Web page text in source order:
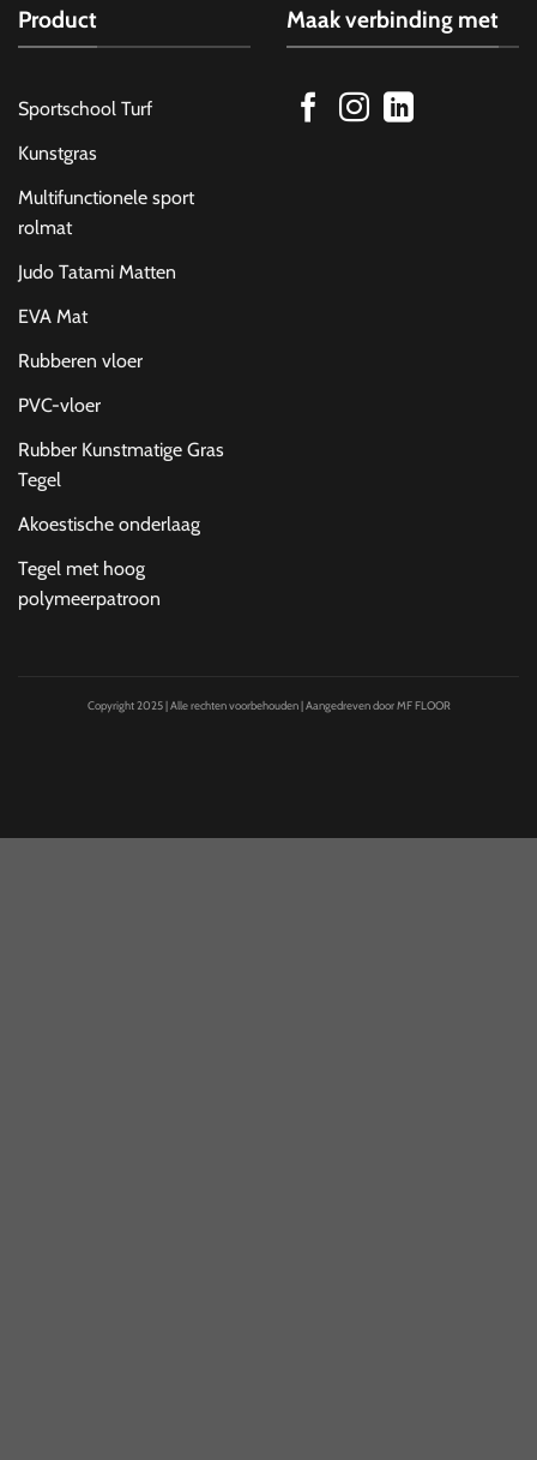
Product
Sportschool Turf
Kunstgras
Multifunctionele sport
rolmat
Judo Tatami Matten
EVA Mat
Rubberen vloer
PVC-vloer
Rubber Kunstmatige Gras
Tegel
Akoestische onderlaag
Tegel met hoog
polymeerpatroon
Maak verbinding met
Copyright 2025 | Alle rechten voorbehouden | Aangedreven door MF FLOOR